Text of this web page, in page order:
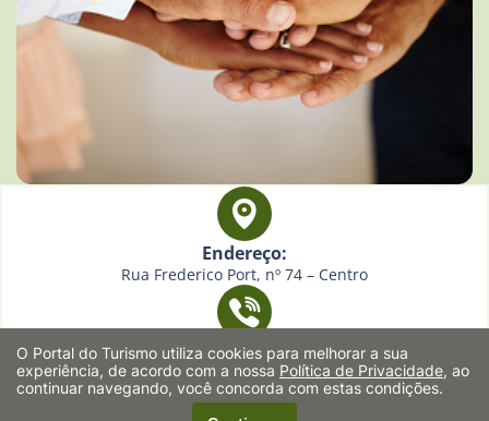
Endereço:
Rua Frederico Port, nº 74 – Centro
Telefone:
(19)3562-1250 / (19)3561-5481
O Portal do Turismo utiliza cookies para melhorar a sua
experiência, de acordo com a nossa Política de Privacidade, ao
continuar navegando, você concorda com estas condições.